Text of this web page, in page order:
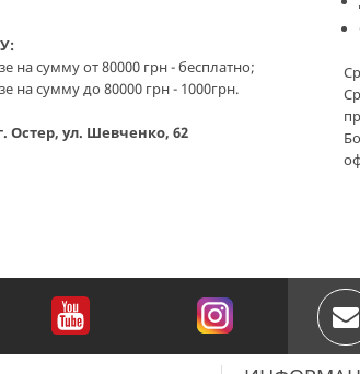
на сумму от 80000 грн - бесплатно;
на сумму до 80000 грн - 1000грн.
Остер, ул. Шевченко, 62